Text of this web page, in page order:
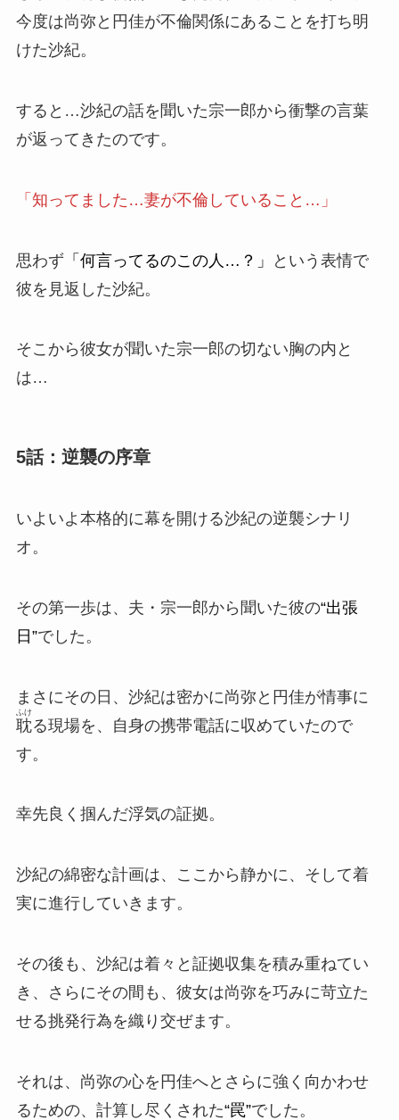
今度は尚弥と円佳が不倫関係にあることを打ち明
けた沙紀。
すると…沙紀の話を聞いた宗一郎から衝撃の言葉
が返ってきたのです。
「知ってました…妻が不倫していること…」
思わず「何言ってるのこの人…？」
という表情で
彼を見返した沙紀。
そこから彼女が聞いた宗一郎の切ない胸の内と
は…
5話：逆襲の序章
いよいよ本格的に幕を開ける沙紀の逆襲シナリ
オ 。
その第一歩は、夫・宗一郎から聞いた彼の“出張
日”でした。
まさにその日、沙紀は密かに尚弥と円佳が情事に
耽
ふけ
る現場を、自身の携帯電話に収めていたので
す。
幸先良く掴んだ浮気の証拠。
沙紀の綿密な計画は、ここから静かに、そして着
実に進行していきます。
その後も、沙紀は着々と証拠収集を積み重ねてい
き、さらにその間も、彼女は尚弥を巧みに苛立た
せる挑発行為を織り交ぜます。
それは、尚弥の心を円佳へとさらに強く向かわせ
るための、計算し尽くされた“罠”でした。